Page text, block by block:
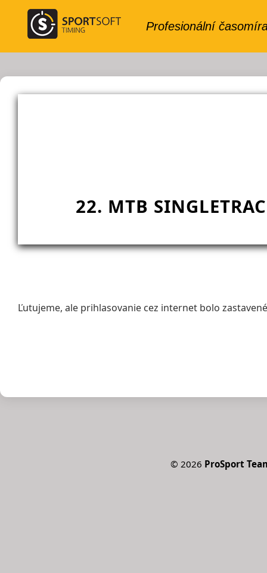
22. MTB
Ľutujeme, ale prihlasovanie cez internet bolo
© 2026 ProSport